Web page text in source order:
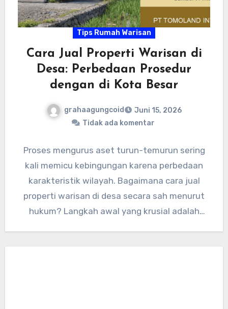
Tips Rumah Warisan
Cara Jual Properti Warisan di
Desa: Perbedaan Prosedur
dengan di Kota Besar
grahaagungcoid
Juni 15, 2026
Tidak ada komentar
Proses mengurus aset turun-temurun sering
kali memicu kebingungan karena perbedaan
karakteristik wilayah. Bagaimana cara jual
properti warisan di desa secara sah menurut
hukum? Langkah awal yang krusial adalah